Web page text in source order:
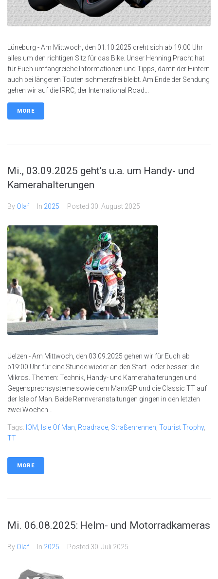
Lüneburg - Am Mittwoch, den 01.10.2025 dreht sich ab 19:00 Uhr
alles um den richtigen Sitz für das Bike. Unser Henning Pracht hat
für Euch umfangreiche Informationen und Tipps, damit der Hintern
auch bei längeren Touten schmerzfrei bleibt. Am Ende der Sendung
gehen wir auf die IRRC, der International Road...
MORE
Mi., 03.09.2025 geht’s u.a. um Handy- und
Kamerahalterungen
By Olaf In 2025 Posted 30. August 2025
Uelzen - Am Mittwoch, den 03.09.2025 gehen wir für Euch ab
b19:00 Uhr für eine Stunde wieder an den Start...oder besser: die
Mikros. Themen: Technik, Handy- und Kamerahalterungen und
Gegensprechsysteme sowie dem ManxGP und die Classic TT auf
der Isle of Man. Beide Rennveranstaltungen gingen in den letzten
zwei Wochen...
Tags: IOM Isle Of Man Roadrace Straßenrennen Tourist Trophy,
TT
MORE
Mi. 06.08.2025: Helm- und Motorradkameras
By Olaf In 2025 Posted 30. Juli 2025